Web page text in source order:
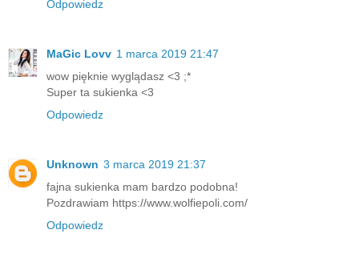
Odpowiedz
MaGic Lovv 1 marca 2019 21:47
wow pięknie wyglądasz <3 ;*
Super ta sukienka <3
Odpowiedz
Unknown 3 marca 2019 21:37
fajna sukienka mam bardzo podobna!
Pozdrawiam https://www.wolfiepoli.com/
Odpowiedz